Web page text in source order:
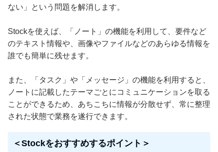
ない」という問題を解消します。
Stockを使えば、「ノート」の機能を利用して、要件など
のテキスト情報や、画像やファイルなどのあらゆる情報を
誰でも簡単に残せます。
また、「タスク」や「メッセージ」の機能を利用すると、
ノートに記載したテーマごとにコミュニケーションを取る
ことができるため、あちこちに情報が分散せず、常に整理
された状態で業務を遂行できます。
＜Stockをおすすめするポイント＞